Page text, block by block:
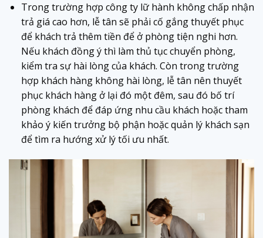
Trong trường hợp công ty lữ hành không chấp nhận
trả giá cao hơn, lễ tân sẽ phải cố gắng thuyết phục
để khách trả thêm tiền để ở phòng tiện nghi hơn.
Nếu khách đồng ý thì làm thủ tục chuyển phòng,
kiểm tra sự hài lòng của khách. Còn trong trường
hợp khách hàng không hài lòng, lễ tân nên thuyết
phục khách hàng ở lại đó một đêm, sau đó bố trí
phòng khách để đáp ứng nhu cầu khách hoặc tham
khảo ý kiến trưởng bộ phận hoặc quản lý khách sạn
để tìm ra hướng xử lý tối ưu nhất.